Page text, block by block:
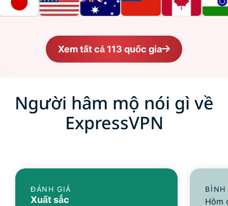
Xem tất cả 113 quốc gia
Người hâm mộ nói gì về
ExpressVPN
ĐÁNH GIÁ
Xuất sắc
BÌNH
Hôm